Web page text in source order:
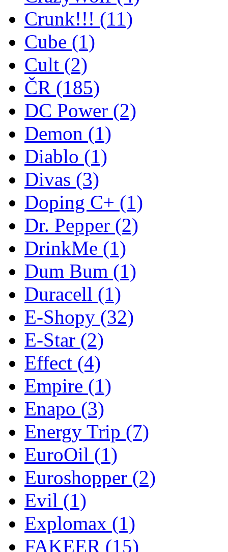
Crunk!!! (11)
Cube (1)
Cult (2)
ČR (185)
DC Power (2)
Demon (1)
Diablo (1)
Divas (3)
Doping C+ (1)
Dr. Pepper (2)
DrinkMe (1)
Dum Bum (1)
Duracell (1)
E-Shopy (32)
E-Star (2)
Effect (4)
Empire (1)
Enapo (3)
Energy Trip (7)
EuroOil (1)
Euroshopper (2)
Evil (1)
Explomax (1)
FAKEER (15)